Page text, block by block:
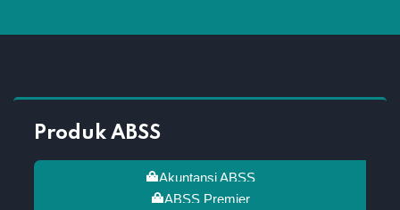
Produk ABSS
Akuntansi ABSS
ABSS Premier